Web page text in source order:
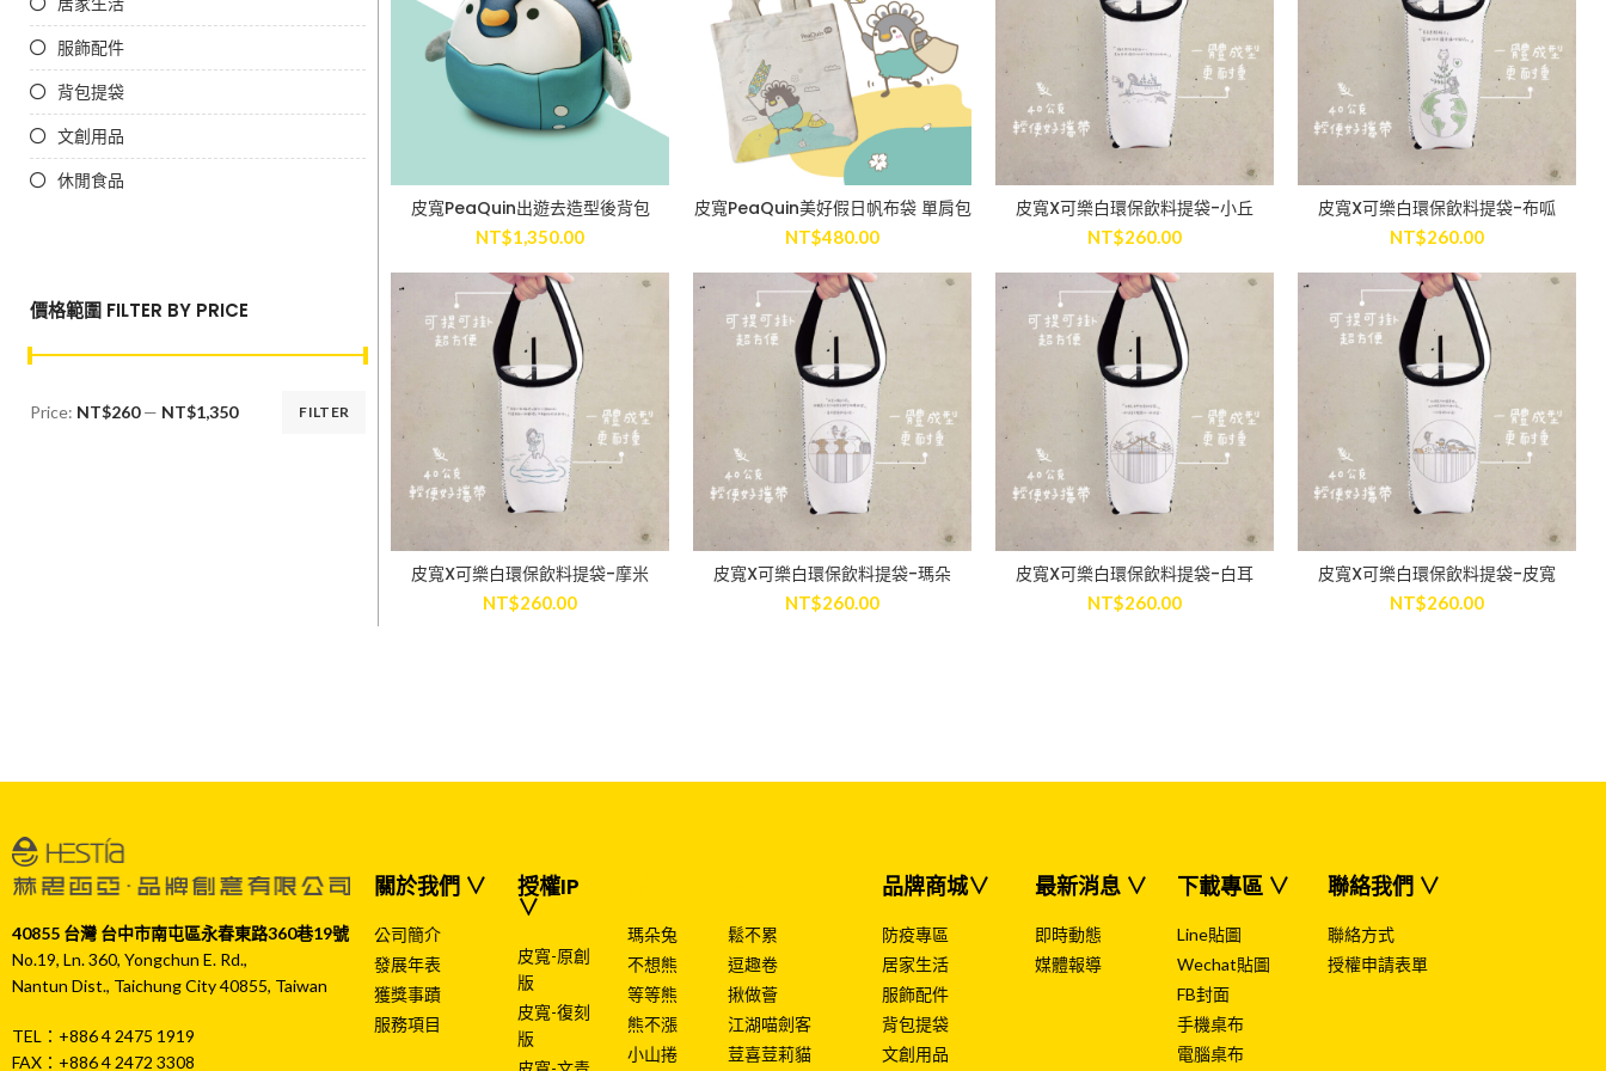
服飾配件
背包提袋
文創用品
休閒食品
價格範圍 FILTER BY PRICE
FILTER
Price: NT$260— NT$1,350
ADD TO CART
皮寬PeaQuin出遊去造型後背包
NT$1,350.00
ADD TO CART
皮寬PeaQuin美好假日帆布袋 單肩包
NT$480.00
ADD TO CART
皮寬X可樂白環保飲料提袋-小丘
NT$260.00
ADD TO CART
皮寬X可樂白環保飲料提袋-布呱
NT$260.00
ADD TO CART
皮寬X可樂白環保飲料提袋-摩米
NT$260.00
ADD TO CART
皮寬X可樂白環保飲料提袋-瑪朵
NT$260.00
ADD TO CART
皮寬X可樂白環保飲料提袋-白耳
NT$260.00
ADD TO CART
皮寬X可樂白環保飲料提袋-皮寬
NT$260.00
40855 台灣 台中市南屯區永春東路360巷19號
No.19, Ln. 360, Yongchun E. Rd.,
Nantun Dist., Taichung City 40855, Taiwan
TEL：+886 4 2475 1919
FAX：+886 4 2472 3308
關於我們 ∨
公司簡介
發展年表
獲獎事蹟
服務項目
授權IP
∨
皮寬-原創
版
皮寬-復刻
版
瑪朵兔
不想熊
等等熊
熊不漲
小山捲
鬆不累
逗趣卷
揪做薈
江湖喵劍客
荳喜荳莉貓
品牌商城∨
防疫專區
居家生活
服飾配件
背包提袋
文創用品
最新消息 ∨
即時動態
媒體報導
下載專區 ∨
Line貼圖
Wechat貼圖
FB封面
手機桌布
電腦桌布
聯絡我們 ∨
聯絡方式
授權申請表單